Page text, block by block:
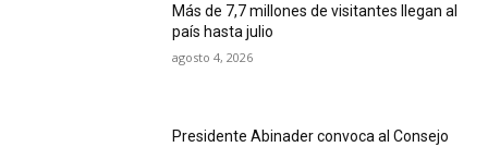
Más de 7,7 millones de visitantes llegan al
país hasta julio
agosto 4, 2026
Presidente Abinader convoca al Consejo